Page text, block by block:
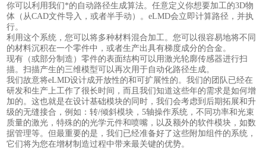
你可以利用我们*的自动路径生成算法。任意定义你想要加工的3D物
体（从CAD文件导入，或者半手动）。eLMD会立即计算路径，并执
行。
利用这个系统，您可以将多种材料混合加工。您可以很容易地将不同
的材料沉积在一个零件中，或者生产出具有梯度成分的合金。
现有（或部分制造）零件的表面结构可以用激光轮廓传感器进行扫
描。扫描产生的三维模型可以再次用于自动化路径生成。
我们故意将eLMD设计成开放性的和可扩展性的。我们的团队已经在
研发和生产上工作了很长时间，而且我们知道这些年的需求是如何增
加的。这也就是在设计基础模块的同时，我们会考虑到后期拓展和升
级的无缝接合，例如：转/倾斜模块，5轴操作系统 ，不同功率和光束
质量的激光，特殊的的光学元件和喷嘴， 以及额外的软件模块，如数
据管理等。但最重要的是，我们已经准备好了这些附加组件的系统，
它们将为您在增材制造过程中带来最关键的优势。